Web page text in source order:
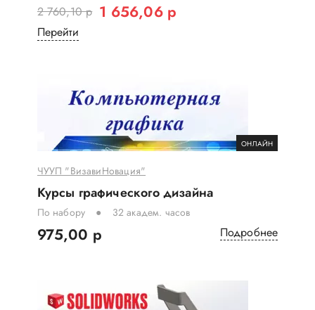
2 760,10 р 1 656,06 р
Перейти
ОНЛАЙН
ЧУУП "ВизавиНовация"
Курсы графического дизайна
По набору 32 академ. часов
975,00 р Подробнее